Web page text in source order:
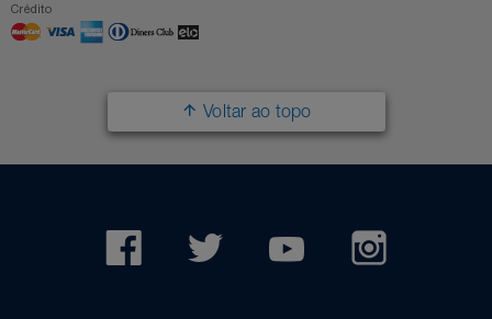
Crédito
Voltar ao topo